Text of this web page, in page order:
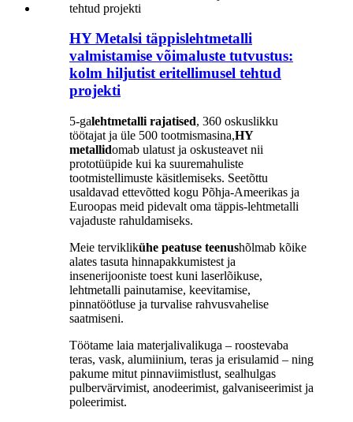
HY Metalsi täppislehtmetalli
valmistamise võimaluste tutvustus:
kolm hiljutist eritellimusel tehtud
projekti
5-galehtmetalli rajatised, 360 oskuslikku
töötajat ja üle 500 tootmismasina,HY
metallidomab ulatust ja oskusteavet nii
prototüüpide kui ka suuremahuliste
tootmistellimuste käsitlemiseks. Seetõttu
usaldavad ettevõtted kogu Põhja-Ameerikas ja
Euroopas meid pidevalt oma täppis-lehtmetalli
vajaduste rahuldamiseks.
Meie terviklikühe peatuse teenushõlmab kõike
alates tasuta hinnapakkumistest ja
insenerijooniste toest kuni laserlõikuse,
lehtmetalli painutamise, keevitamise,
pinnatöötluse ja turvalise rahvusvahelise
saatmiseni.
Töötame laia materjalivalikuga – roostevaba
teras, vask, alumiinium, teras ja erisulamid – ning
pakume mitut pinnaviimistlust, sealhulgas
pulbervärvimist, anodeerimist, galvaniseerimist ja
poleerimist.